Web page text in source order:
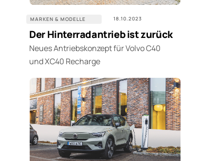
MARKEN & MODELLE 18.10.2023
Der Hinterradantrieb ist zurück
Neues Antriebskonzept für Volvo C40
und XC40 Recharge